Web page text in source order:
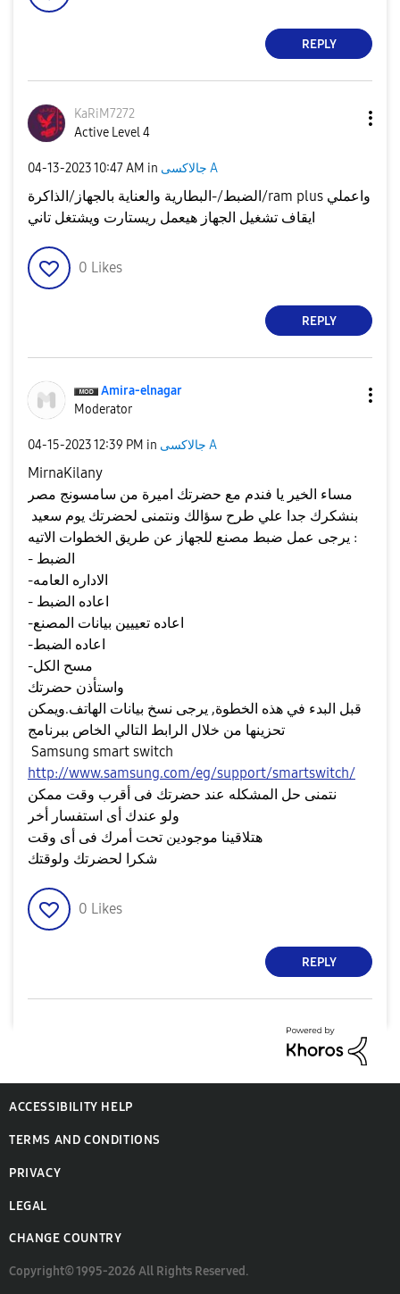
REPLY
KaRiM7272
Active Level 4
‎04-13-202310:47 AM in جالاكسى A
الضبط/-البطارية والعناية بالجهاز/الذاكرة/ram plus واعملي
ايقاف تشغيل الجهاز هيعمل ريستارت ويشتغل تاني
0 Likes
REPLY
Amira-elnagar
Moderator
‎04-15-202312:39 PM in جالاكسى A
MirnaKilany
مساء الخير يا فندم مع حضرتك اميرة من سامسونج مصر
بنشكرك جدا علي طرح سؤالك ونتمنى لحضرتك يوم سعيد
يرجى عمل ضبط مصنع للجهاز عن طريق الخطوات الاتيه :
قبل البدء في هذه الخطوة, يرجى نسخ بيانات الهاتف.ويمكن
تحزينها من خلال الرابط التالي الخاص ببرنامج
Samsung smart switch
http://www.samsung.com/eg/support/smartswitch/
نتمنى حل المشكله عند حضرتك فى أقرب وقت ممكن
ولو عندك أى استفسار أخر
هتلاقينا موجودين تحت أمرك فى أى وقت
شكرا لحضرتك ولوقتك
0 Likes
REPLY
ACCESSIBILITY HELP
TERMS AND CONDITIONS
PRIVACY
LEGAL
CHANGE COUNTRY
Copyright© 1995-2026 All Rights Reserved.